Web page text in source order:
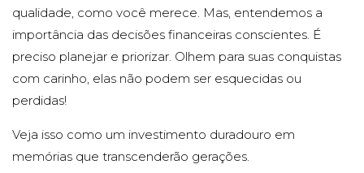
qualidade, como você merece. Mas, entendemos a
importância das decisões financeiras conscientes. É
preciso planejar e priorizar. Olhem para suas conquistas
com carinho, elas não podem ser esquecidas ou
perdidas!
Veja isso como um investimento duradouro em
memórias que transcenderão gerações.